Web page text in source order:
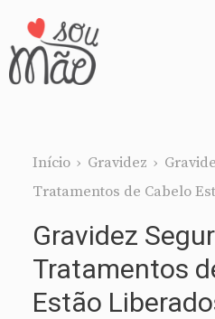
Pular
para
Início › Gravidez ›
Tratamentos de Cabelo
Gravidez
Tratamentos
Estão